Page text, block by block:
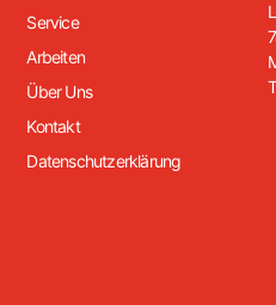
Service
Arbeiten
Über Uns
Kontakt
Datenschutzerklärung